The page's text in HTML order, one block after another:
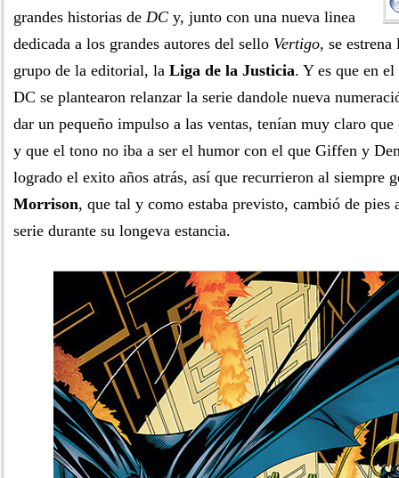
grandes historias de DC y, junto con una nueva linea
dedicada a los grandes autores del sello Vertigo, se
grupo de la editorial, la Liga de la Justicia. Y es que en
DC se plantearon relanzar la serie dandole nueva
dar un pequeño impulso a las ventas, tenían muy claro que
y que el tono no iba a ser el humor con el que Giffen y
logrado el exito años atrás, así que recurrieron al siempre
Morrison, que tal y como estaba previsto, cambió de pies
serie durante su longeva estancia.